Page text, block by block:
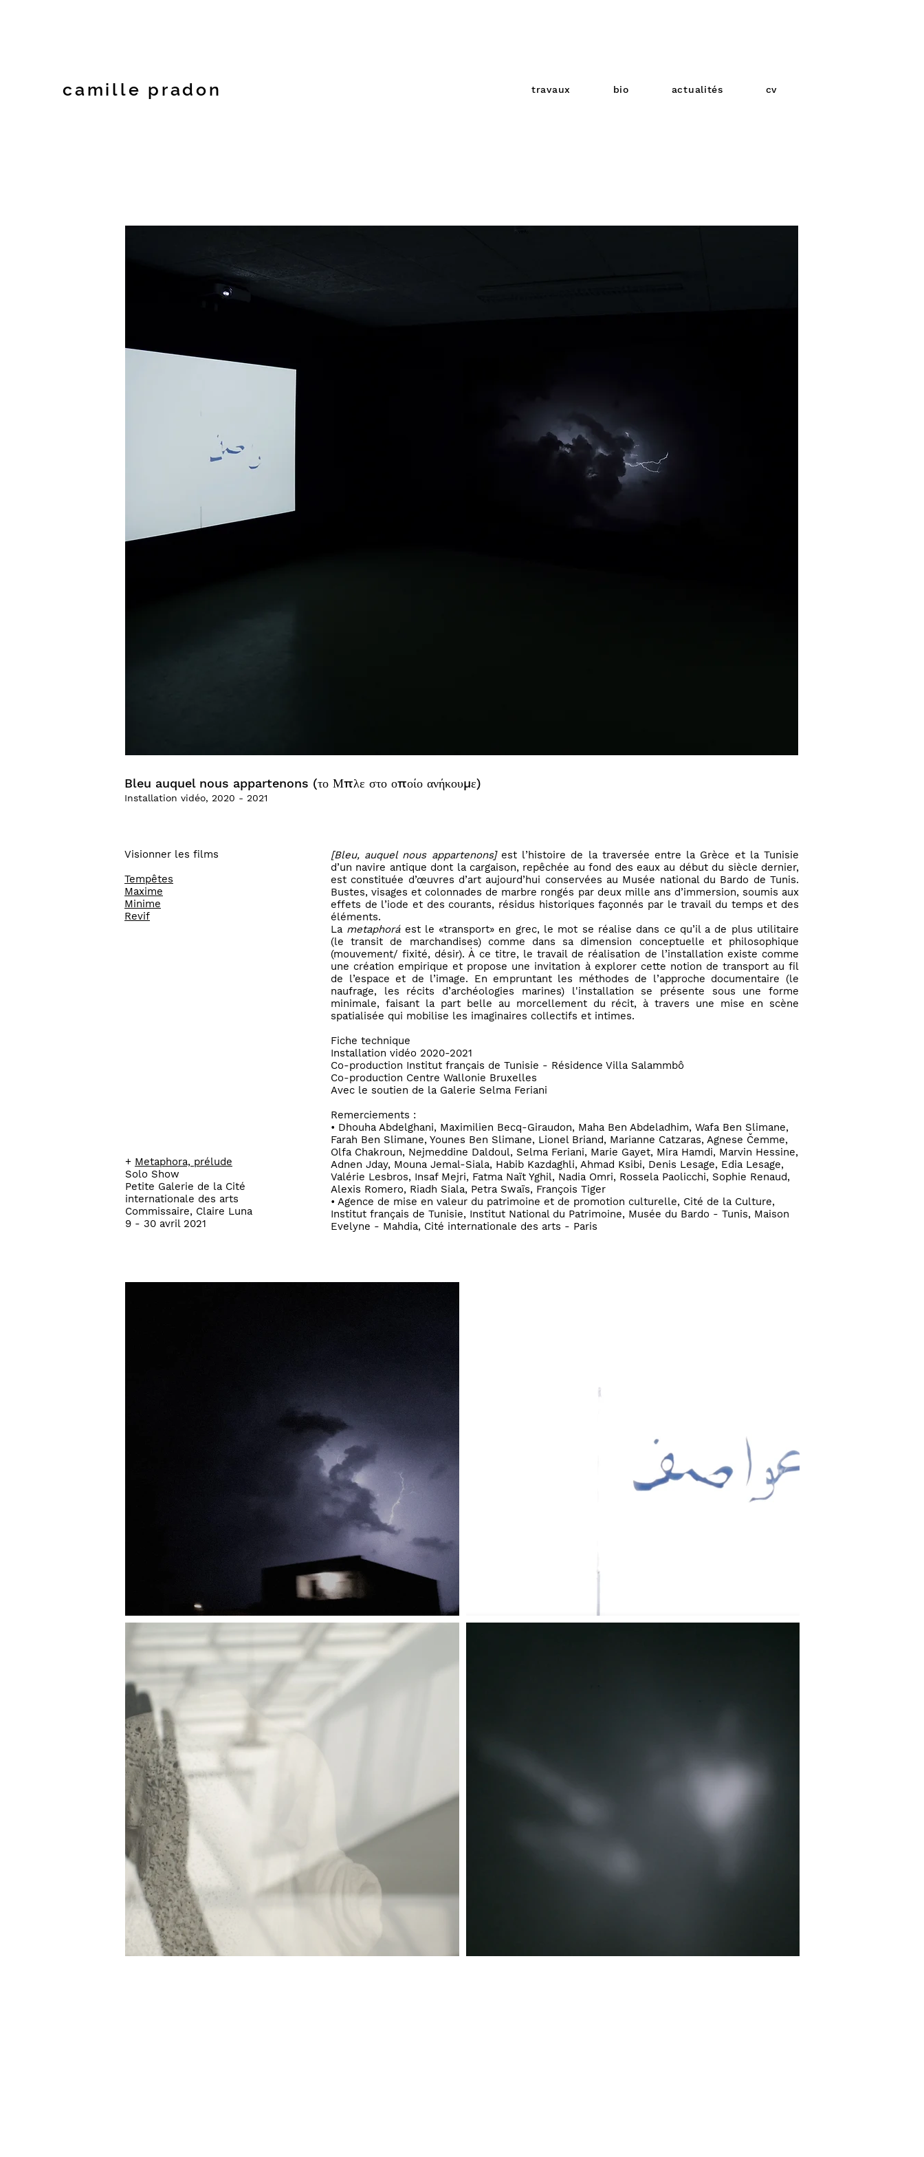
camille pradon travaux bio actualités cv
Bleu auquel nous appartenons (το Μπλε στο οποίο ανήκουμε)
Installation vidéo, 2020 - 2021
[Bleu, auquel nous appartenons]est l’histoire de la traversée entre la Grèce et la Tunisie
d’un navire antique dont la cargaison, repêchée au fond des eaux au début du siècle dernier,
est constituée d’œuvres d’art aujourd’hui conservées au Musée national du Bardo de Tunis.
Bustes, visages et colonnades de marbre rongés par deux mille ans d’immersion, soumis aux
effets de l’iode et des courants, résidus historiques façonnés par le travail du temps et des
éléments.
La metaphoráest le «transport» en grec, le mot se réalise dans ce qu’il a de plus utilitaire
(le transit de marchandises) comme dans sa dimension conceptuelle et philosophique
(mouvement/ fixité, désir). À ce titre, le travail de réalisation de l’installation existe comme
une création empirique et propose une invitation à explorer cette notion de transport au fil
de l’espace et de l’image. En empruntant les méthodes de l’approche documentaire (le
naufrage, les récits d’archéologies marines) l'installation se présente sous une forme
minimale, faisant la part belle au morcellement du récit, à travers une mise en scène
spatialisée qui mobilise les imaginaires collectifs et intimes.
Fiche technique
Installation vidéo 2020-2021
Co-production Institut français de Tunisie - Résidence Villa Salammbô
Co-production Centre Wallonie Bruxelles
Avec le soutien de la Galerie Selma Feriani
Remerciements :
• Dhouha Abdelghani, Maximilien Becq-Giraudon, Maha Ben Abdeladhim, Wafa Ben Slimane,
Farah Ben Slimane, Younes Ben Slimane, Lionel Briand, Marianne Catzaras, Agnese Čemme,
Olfa Chakroun, Nejmeddine Daldoul, Selma Feriani, Marie Gayet, Mira Hamdi, Marvin Hessine,
Adnen Jday, Mouna Jemal-Siala, Habib Kazdaghli, Ahmad Ksibi, Denis Lesage, Edia Lesage,
Valérie Lesbros, Insaf Mejri, Fatma Naït Yghil, Nadia Omri, Rossela Paolicchi, Sophie Renaud,
Alexis Romero, Riadh Siala, Petra Swaïs, François Tiger
• Agence de mise en valeur du patrimoine et de promotion culturelle, Cité de la Culture,
Institut français de Tunisie, Institut National du Patrimoine, Musée du Bardo - Tunis, Maison
Evelyne - Mahdia, Cité internationale des arts - Paris
+ Metaphora, prélude
Solo Show
Petite Galerie de la Cité
internationale des arts
Commissaire, Claire Luna
9 - 30 avril 2021
Visionner les films
Tempêtes
Maxime
Minime
Revif